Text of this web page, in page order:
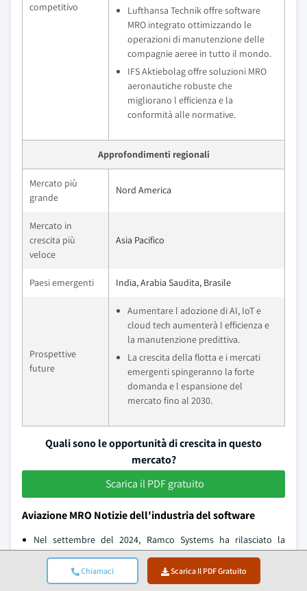
Chiamaci Scarica Il PDF Gratuito
competitivo
Lufthansa Technik offre software
MRO integrato ottimizzando le
operazioni di manutenzione delle
compagnie aeree in tutto il mondo.
IFS Aktiebolag offre soluzioni MRO
aeronautiche robuste che
migliorano l efficienza e la
conformità alle normative.
Approfondimenti regionali
Mercato più
grande
Nord America
Mercato in
crescita più
veloce
Asia Pacifico
Paesi emergenti India, Arabia Saudita, Brasile
Prospettive
future
Aumentare l adozione di AI, IoT e
cloud tech aumenterà l efficienza e
la manutenzione predittiva.
La crescita della flotta e i mercati
emergenti spingeranno la forte
domanda e l espansione del
mercato fino al 2030.
Quali sono le opportunità di crescita in questo
mercato?
Scarica il PDF gratuito
Aviazione MRO Notizie dell'industria del software
Nel settembre del 2024, Ramco Systems ha rilasciato la
versione 6.0 del suo software di aviazione con l'obiettivo di
trasformare i processi MRO e M&E attraverso tecnologie
avanzate e funzioni AI.